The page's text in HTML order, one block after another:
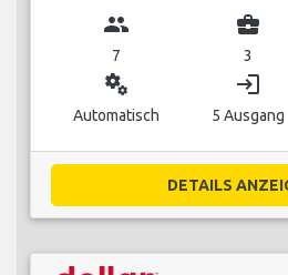
group
7
business_center
3
miscellaneous_services
Automatisch
login
5 Ausgang
DETAILS